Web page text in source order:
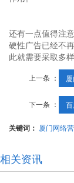
还有一点值得注
硬性广告已经不
此就需要采取多
上一条 ：
下一条 ：
关键词： 厦门网络
相关资讯